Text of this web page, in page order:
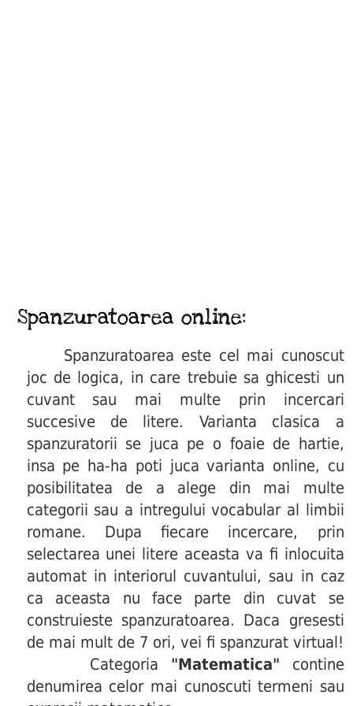
Spanzuratoarea online:
Spanzuratoarea este cel mai cunoscut
joc de logica, in care trebuie sa ghicesti un
cuvant sau mai multe prin incercari
succesive de litere. Varianta clasica a
spanzuratorii se juca pe o foaie de hartie,
insa pe ha-ha poti juca varianta online, cu
posibilitatea de a alege din mai multe
categorii sau a intregului vocabular al limbii
romane. Dupa fiecare incercare, prin
selectarea unei litere aceasta va fi inlocuita
automat in interiorul cuvantului, sau in caz
ca aceasta nu face parte din cuvat se
construieste spanzuratoarea. Daca gresesti
de mai mult de 7 ori, vei fi spanzurat virtual!
Categoria "Matematica" contine
denumirea celor mai cunoscuti termeni sau